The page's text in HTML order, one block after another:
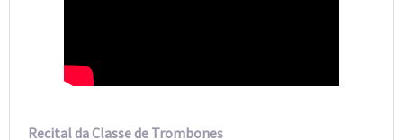
Recital da Classe de Trombones